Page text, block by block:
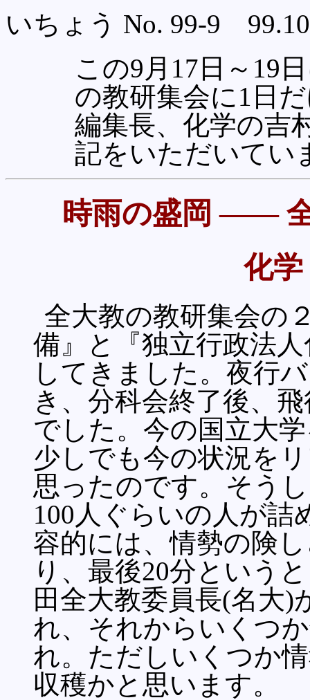
いちょう No. 99-9
この9月17日～19
の教研集会に1日
編集長、化学の吉
記をいただいてい
時雨の盛岡 ――
化
全大教の教研集会の
備』と『独立行政法
してきました。夜行
き、分科会終了後、
でした。今の国立大
少しでも今の状況を
思ったのです。そう
100人ぐらいの人が詰
容的には、情勢の険
り、最後20分という
田全大教委員長(名大
れ、それからいくつ
れ。ただしいくつか
収穫かと思います。